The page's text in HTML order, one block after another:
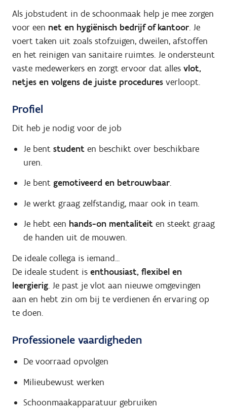
Als jobstudent in de schoonmaak help je mee zorgen
voor een net en hygiënisch bedrijf of kantoor. Je
voert taken uit zoals stofzuigen, dweilen, afstoffen
en het reinigen van sanitaire ruimtes. Je ondersteunt
vaste medewerkers en zorgt ervoor dat alles vlot,
netjes en volgens de juiste procedures verloopt.
Profiel
Dit heb je nodig voor de job
Je bent studenten beschikt over beschikbare
uren.
Je bent gemotiveerd en betrouwbaar.
Je werkt graag zelfstandig, maar ook in team.
Je hebt een hands-on mentaliteiten steekt graag
de handen uit de mouwen.
De ideale collega is iemand...
De ideale student is enthousiast, flexibel en
leergierig. Je past je vlot aan nieuwe omgevingen
aan en hebt zin om bij te verdienen én ervaring op
te doen.
Professionele vaardigheden
De voorraad opvolgen
Milieubewust werken
Schoonmaakapparatuur gebruiken